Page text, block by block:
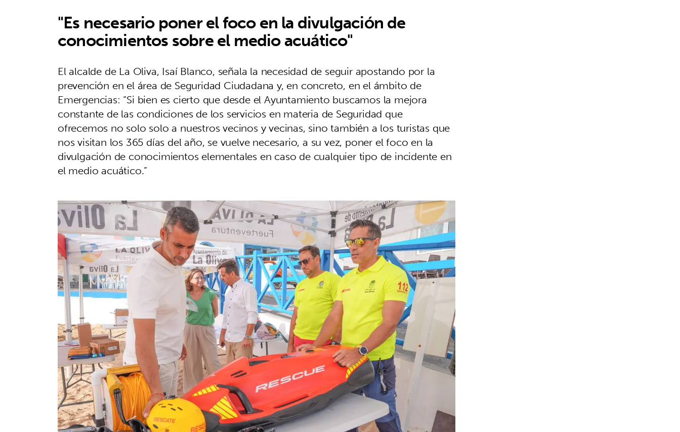
"Es necesario poner el foco en la divulgación de
conocimientos sobre el medio acuático"
El alcalde de La Oliva, Isaí Blanco, señala la necesidad de seguir apostando por la
prevención en el área de Seguridad Ciudadana y, en concreto, en el ámbito de
Emergencias: “Si bien es cierto que desde el Ayuntamiento buscamos la mejora
constante de las condiciones de los servicios en materia de Seguridad que
ofrecemos no solo solo a nuestros vecinos y vecinas, sino también a los turistas que
nos visitan los 365 días del año, se vuelve necesario, a su vez, poner el foco en la
divulgación de conocimientos elementales en caso de cualquier tipo de incidente en
el medio acuático.”